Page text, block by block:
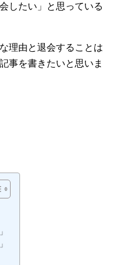
したい」と思っている
理由と退会することは
事を書きたいと思いま